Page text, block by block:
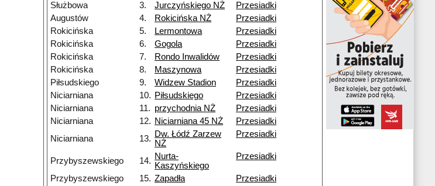
Służbowa
3. Jurczyńskiego NŻ
Przesiadki
Augustów
4. Rokicińska NŻ
Przesiadki
Rokicińska
5. Lermontowa
Przesiadki
Rokicińska
6. Gogola
Przesiadki
Rokicińska
7. Rondo Inwalidów
Przesiadki
Rokicińska
8. Maszynowa
Przesiadki
Piłsudskiego
9. Widzew Stadion
Przesiadki
Niciarniana
10. Piłsudskiego
Przesiadki
Niciarniana
11. przychodnia NŻ
Przesiadki
Niciarniana
12. Niciarniana 45 NŻ
Przesiadki
Niciarniana
13. Dw. Łódź Zarzew
NŻ
Przesiadki
Przybyszewskiego 14. Nurta-
Kaszyńskiego
Przesiadki
Przybyszewskiego 15. Zapadła
Przesiadki